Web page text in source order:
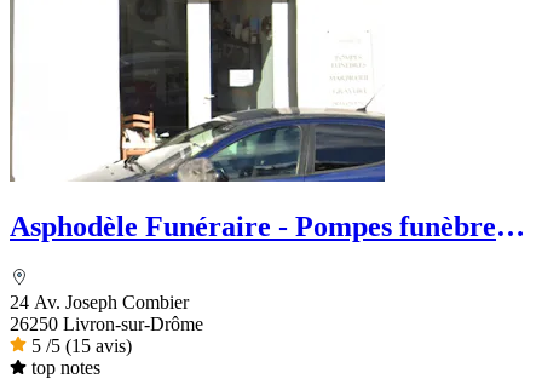
Asphodèle Funéraire - Pompes funèbres
24 Av. Joseph Combier
26250 Livron-sur-Drôme
5 /5 (15 avis)
top notes